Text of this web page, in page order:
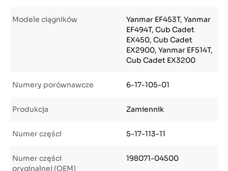
Modele ciągników
Yanmar EF453T, Yanmar
EF494T, Cub Cadet
EX450, Cub Cadet
EX2900, Yanmar EF514T,
Cub Cadet EX3200
Numery porównawcze 6-17-105-01
Produkcja Zamiennik
Numer części 5-17-113-11
Numer części
oryginalnej (OEM)
198071-04500